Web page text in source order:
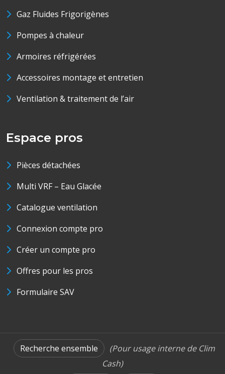
Gaz Fluides Frigorigènes
Pompes à chaleur
Armoires réfrigérées
Accessoires montage et entretien
Ventilation & traitement de l’air
Espace pros
Pièces détachées
Multi VRF – Eau Glacée
Catalogue ventilation
Connexion compte pro
Créer un compte pro
Offres pour les pros
Formulaire SAV
Recherche ensemble
(Pour usage interne de Clim
Cash)